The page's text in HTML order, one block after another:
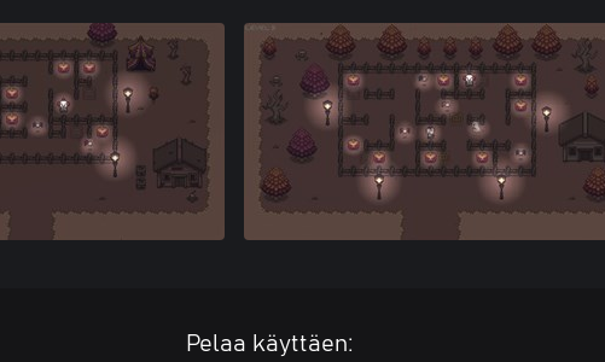
Pelaa käyttäen: